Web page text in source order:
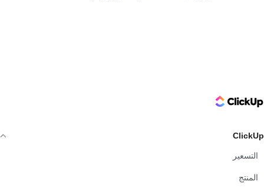
ClickUp Logo
ClickUp
التسعير
المنتج